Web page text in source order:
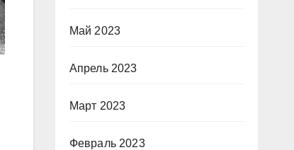
Май 2023
Апрель 2023
Март 2023
Февраль 2023